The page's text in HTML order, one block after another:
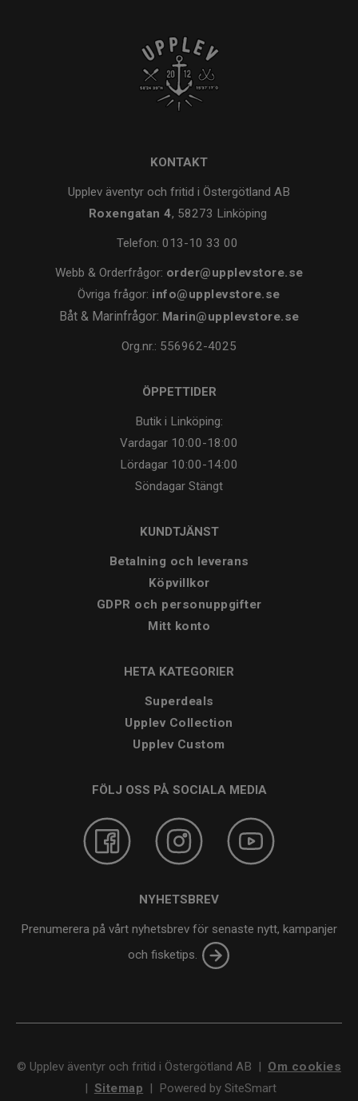
KONTAKT
Upplev äventyr och fritid i Östergötland AB
Roxengatan 4, 58273 Linköping
Telefon: 013-10 33 00
Webb & Orderfrågor: order@upplevstore.se
Övriga frågor: info@upplevstore.se
Båt & Marinfrågor: Marin@upplevstore.se
Org.nr.: 556962-4025
ÖPPETTIDER
Butik i Linköping:
Vardagar 10:00-18:00
Lördagar 10:00-14:00
Söndagar Stängt
KUNDTJÄNST
Betalning och leverans
Köpvillkor
GDPR och personuppgifter
Mitt konto
HETA KATEGORIER
Superdeals
Upplev Collection
Upplev Custom
FÖLJ OSS PÅ SOCIALA MEDIA
NYHETSBREV
Prenumerera på vårt nyhetsbrev för senaste nytt, kampanjer
och fisketips.
© Upplev äventyr och fritid i Östergötland AB
Om cookies
Sitemap Powered by SiteSmart